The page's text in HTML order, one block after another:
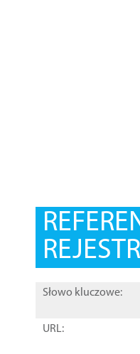
Słowo kluczowe:
URL: